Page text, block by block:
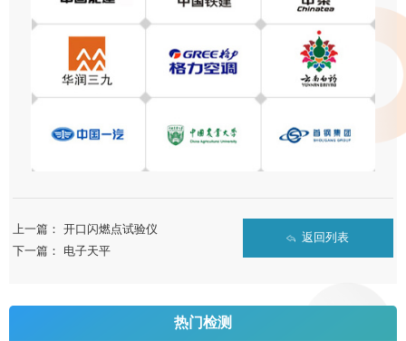
上一篇：开口闪燃点试验仪
下一篇： 电子天平
返回列表
热门检测